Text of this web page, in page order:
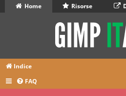
Home Risorse
Indice
FAQ